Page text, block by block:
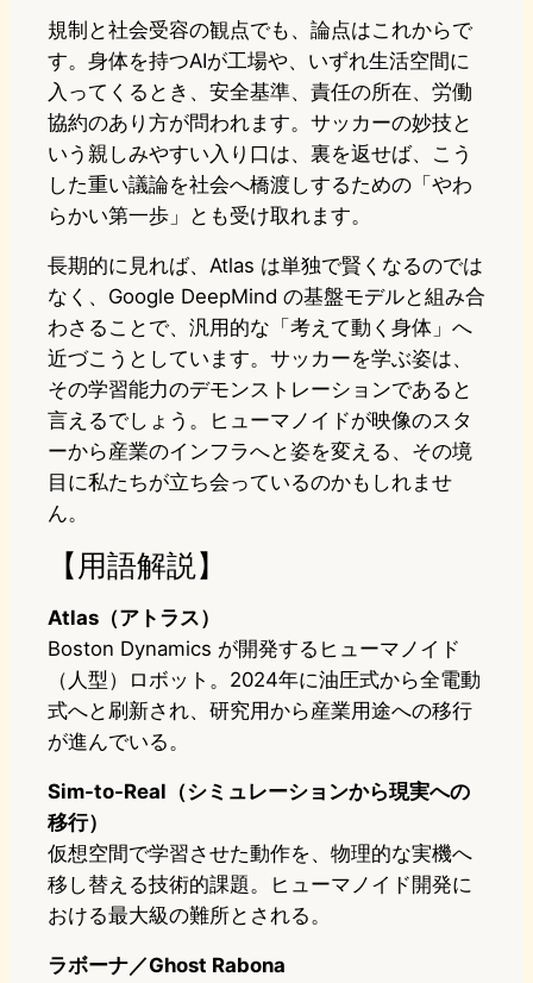
規制と社会受容の観点でも、論点はこれからで
す。身体を持つAIが工場や、いずれ生活空間に
入ってくるとき、安全基準、責任の所在、労働
協約のあり方が問われます。サッカーの妙技と
いう親しみやすい入り口は、裏を返せば、こう
した重い議論を社会へ橋渡しするための「やわ
らかい第一歩」とも受け取れます。
長期的に見れば、Atlas は単独で賢くなるのでは
なく、Google DeepMind の基盤モデルと組み合
わさることで、汎用的な「考えて動く身体」へ
近づこうとしています。サッカーを学ぶ姿は、
その学習能力のデモンストレーションであると
言えるでしょう。ヒューマノイドが映像のスタ
ーから産業のインフラへと姿を変える、その境
目に私たちが立ち会っているのかもしれませ
ん。
【用語解説】
Atlas（アトラス）
Boston Dynamics が開発するヒューマノイド
（人型）ロボット。2024年に油圧式から全電動
式へと刷新され、研究用から産業用途への移行
が進んでいる。
Sim-to-Real（シミュレーションから現実への
移行）
仮想空間で学習させた動作を、物理的な実機へ
移し替える技術的課題。ヒューマノイド開発に
おける最大級の難所とされる。
ラボーナ／Ghost Rabona